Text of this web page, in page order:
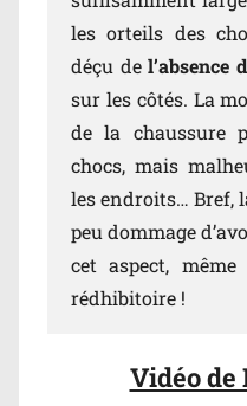
les orteils des
déçu del’absence
sur les côtés. La
de la chaussure
chocs, mais
les endroits… Bref,
peu dommage
cet aspect,
rédhibitoire !
Vidéo de